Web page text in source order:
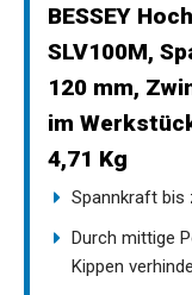
BESSEY
SLV100M,
120 mm,
im
4,71 Kg
Spannkraft bis
Durch mittige
Kippen